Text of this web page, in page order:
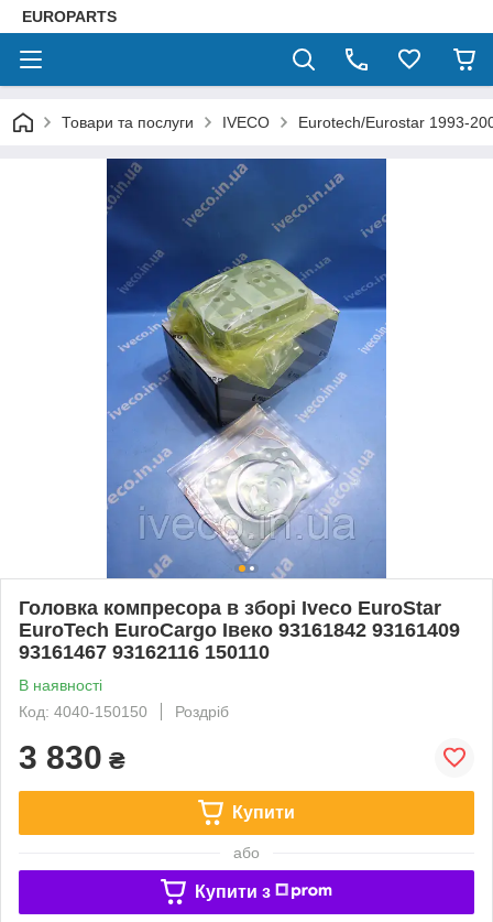
EUROPARTS
Товари та послуги IVECO Eurotech/Eurostar 1993-
Головка компресора в зборі Iveco EuroStar
EuroTech EuroCargo Івеко 93161842 93161409
93161467 93162116 150110
В наявності
Код: 4040-150150
Роздріб
3 830 ₴
Купити
або
Купити з